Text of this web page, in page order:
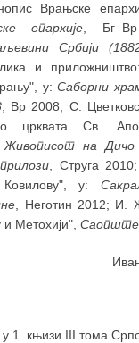
Врањске
епархије, Бг–
Србији
и
у:Саборни
, Вр 2008; С.
црквата Св.
Живописот на
, Струга
у:
, Неготин 2012; И.
Метохији",
у 1. књизи III тома